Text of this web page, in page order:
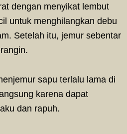
dengan menyikat lembut
untuk menghilangkan debu
Setelah itu, jemur sebentar
sapu terlalu lama di
karena dapat
dan rapuh.